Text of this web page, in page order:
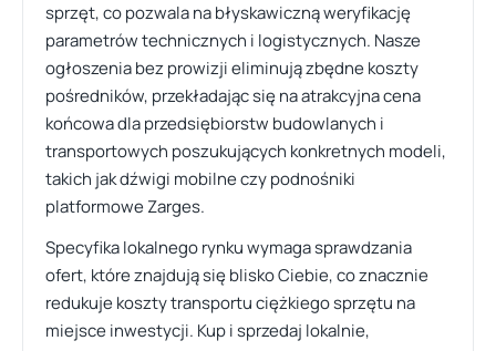
sprzęt, co pozwala na błyskawiczną weryfikację
parametrów technicznych i logistycznych. Nasze
ogłoszenia bez prowizji eliminują zbędne koszty
pośredników, przekładając się na atrakcyjna cena
końcowa dla przedsiębiorstw budowlanych i
transportowych poszukujących konkretnych modeli,
takich jak dźwigi mobilne czy podnośniki
platformowe Zarges.
Specyfika lokalnego rynku wymaga sprawdzania
ofert, które znajdują się blisko Ciebie, co znacznie
redukuje koszty transportu ciężkiego sprzętu na
miejsce inwestycji. Kup i sprzedaj lokalnie,